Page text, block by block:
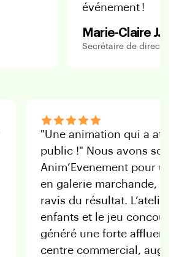
événement !
Marie-Claire J.
Secrétaire de direction
une
nous
Un
"Une animation
public !" Nous
en galerie
ravis du résultat.
enfants et le jeu
généré une forte
centre